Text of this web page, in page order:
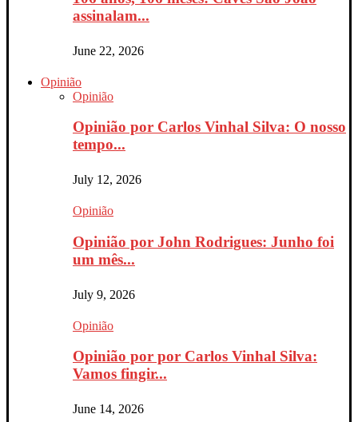
assinalam...
June 22, 2026
Opinião
Opinião
Opinião por Carlos Vinhal Silva: O nosso
tempo...
July 12, 2026
Opinião
Opinião por John Rodrigues: Junho foi
um mês...
July 9, 2026
Opinião
Opinião por por Carlos Vinhal Silva:
Vamos fingir...
June 14, 2026